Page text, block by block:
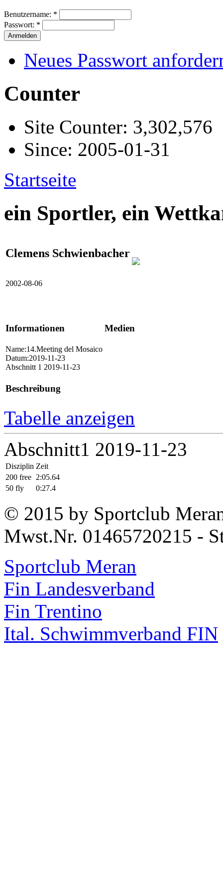
Benutzername: *
Passwort: *
Neues Passwort
Counter
Site Counter: 3,302,576
Since: 2005-01-31
Startseite
ein Sportler, ein
Clemens Schwienbacher
2002-08-06
Informationen Medien
Name:14.Meeting del Mosaico
Datum:2019-11-23
Abschnitt 1 2019-11-23
Beschreibung
Tabelle anzeigen
Abschnitt1 2019-11-23
Disziplin Zeit
200 free 2:05.64
50 fly
0:27.4
© 2015 by Sportclub
Mwst.Nr. 01465720215 -
Sportclub Meran
Fin Landesverband
Fin Trentino
Ital. Schwimmverband FIN